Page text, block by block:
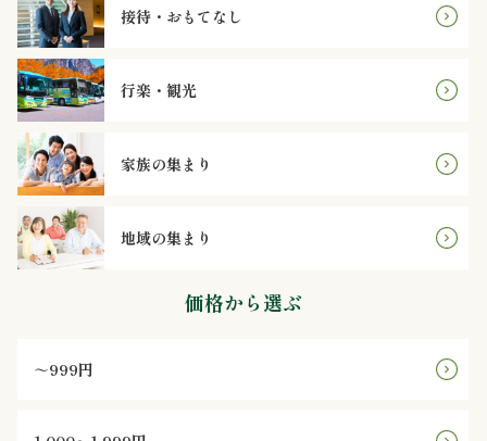
ド
ブ
ル
寿
司
一
接待・おもてなし
行楽・観光
家族の集まり
地域の集まり
価格から選ぶ
～999円